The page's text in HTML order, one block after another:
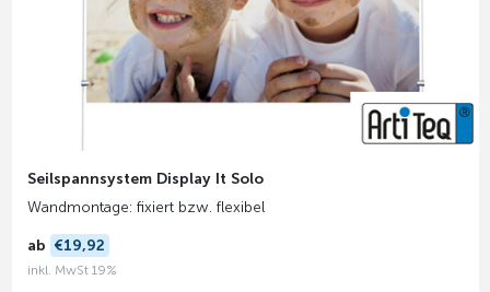
Seilspannsystem Display It Solo
Wandmontage: fixiert bzw. flexibel
ab €19,92
inkl. MwSt 19%